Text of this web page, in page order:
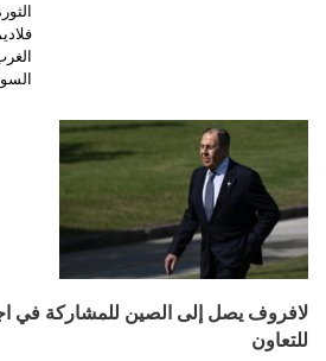
لافروف يصل إلى الصين للمشاركة في
للتعاون